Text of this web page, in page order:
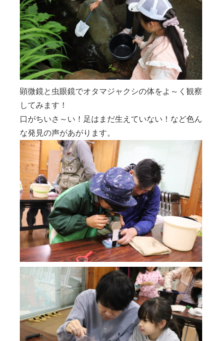
顕微鏡と虫眼鏡でオタマジャクシの体をよ～く観察
してみます！
口がちいさ～い！足はまだ生えていない！など色ん
な発見の声があがります。